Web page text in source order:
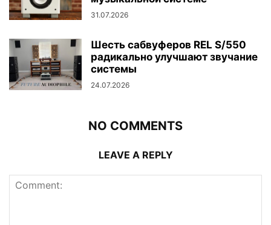
31.07.2026
Шесть сабвуферов REL S/550
радикально улучшают звучание
системы
24.07.2026
NO COMMENTS
LEAVE A REPLY